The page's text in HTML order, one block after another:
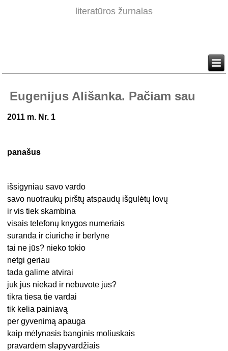
literatūros žurnalas
Eugenijus Ališanka. Pačiam sau
2011 m. Nr. 1
panašus
išsigyniau savo vardo
savo nuotraukų pirštų atspaudų išgulėtų lovų
ir vis tiek skambina
visais telefonų knygos numeriais
suranda ir ciuriche ir berlyne
tai ne jūs? nieko tokio
netgi geriau
tada galime atvirai
juk jūs niekad ir nebuvote jūs?
tikra tiesa tie vardai
tik kelia painiavą
per gyvenimą apauga
kaip mėlynasis banginis moliuskais
pravardėm slapyvardžiais